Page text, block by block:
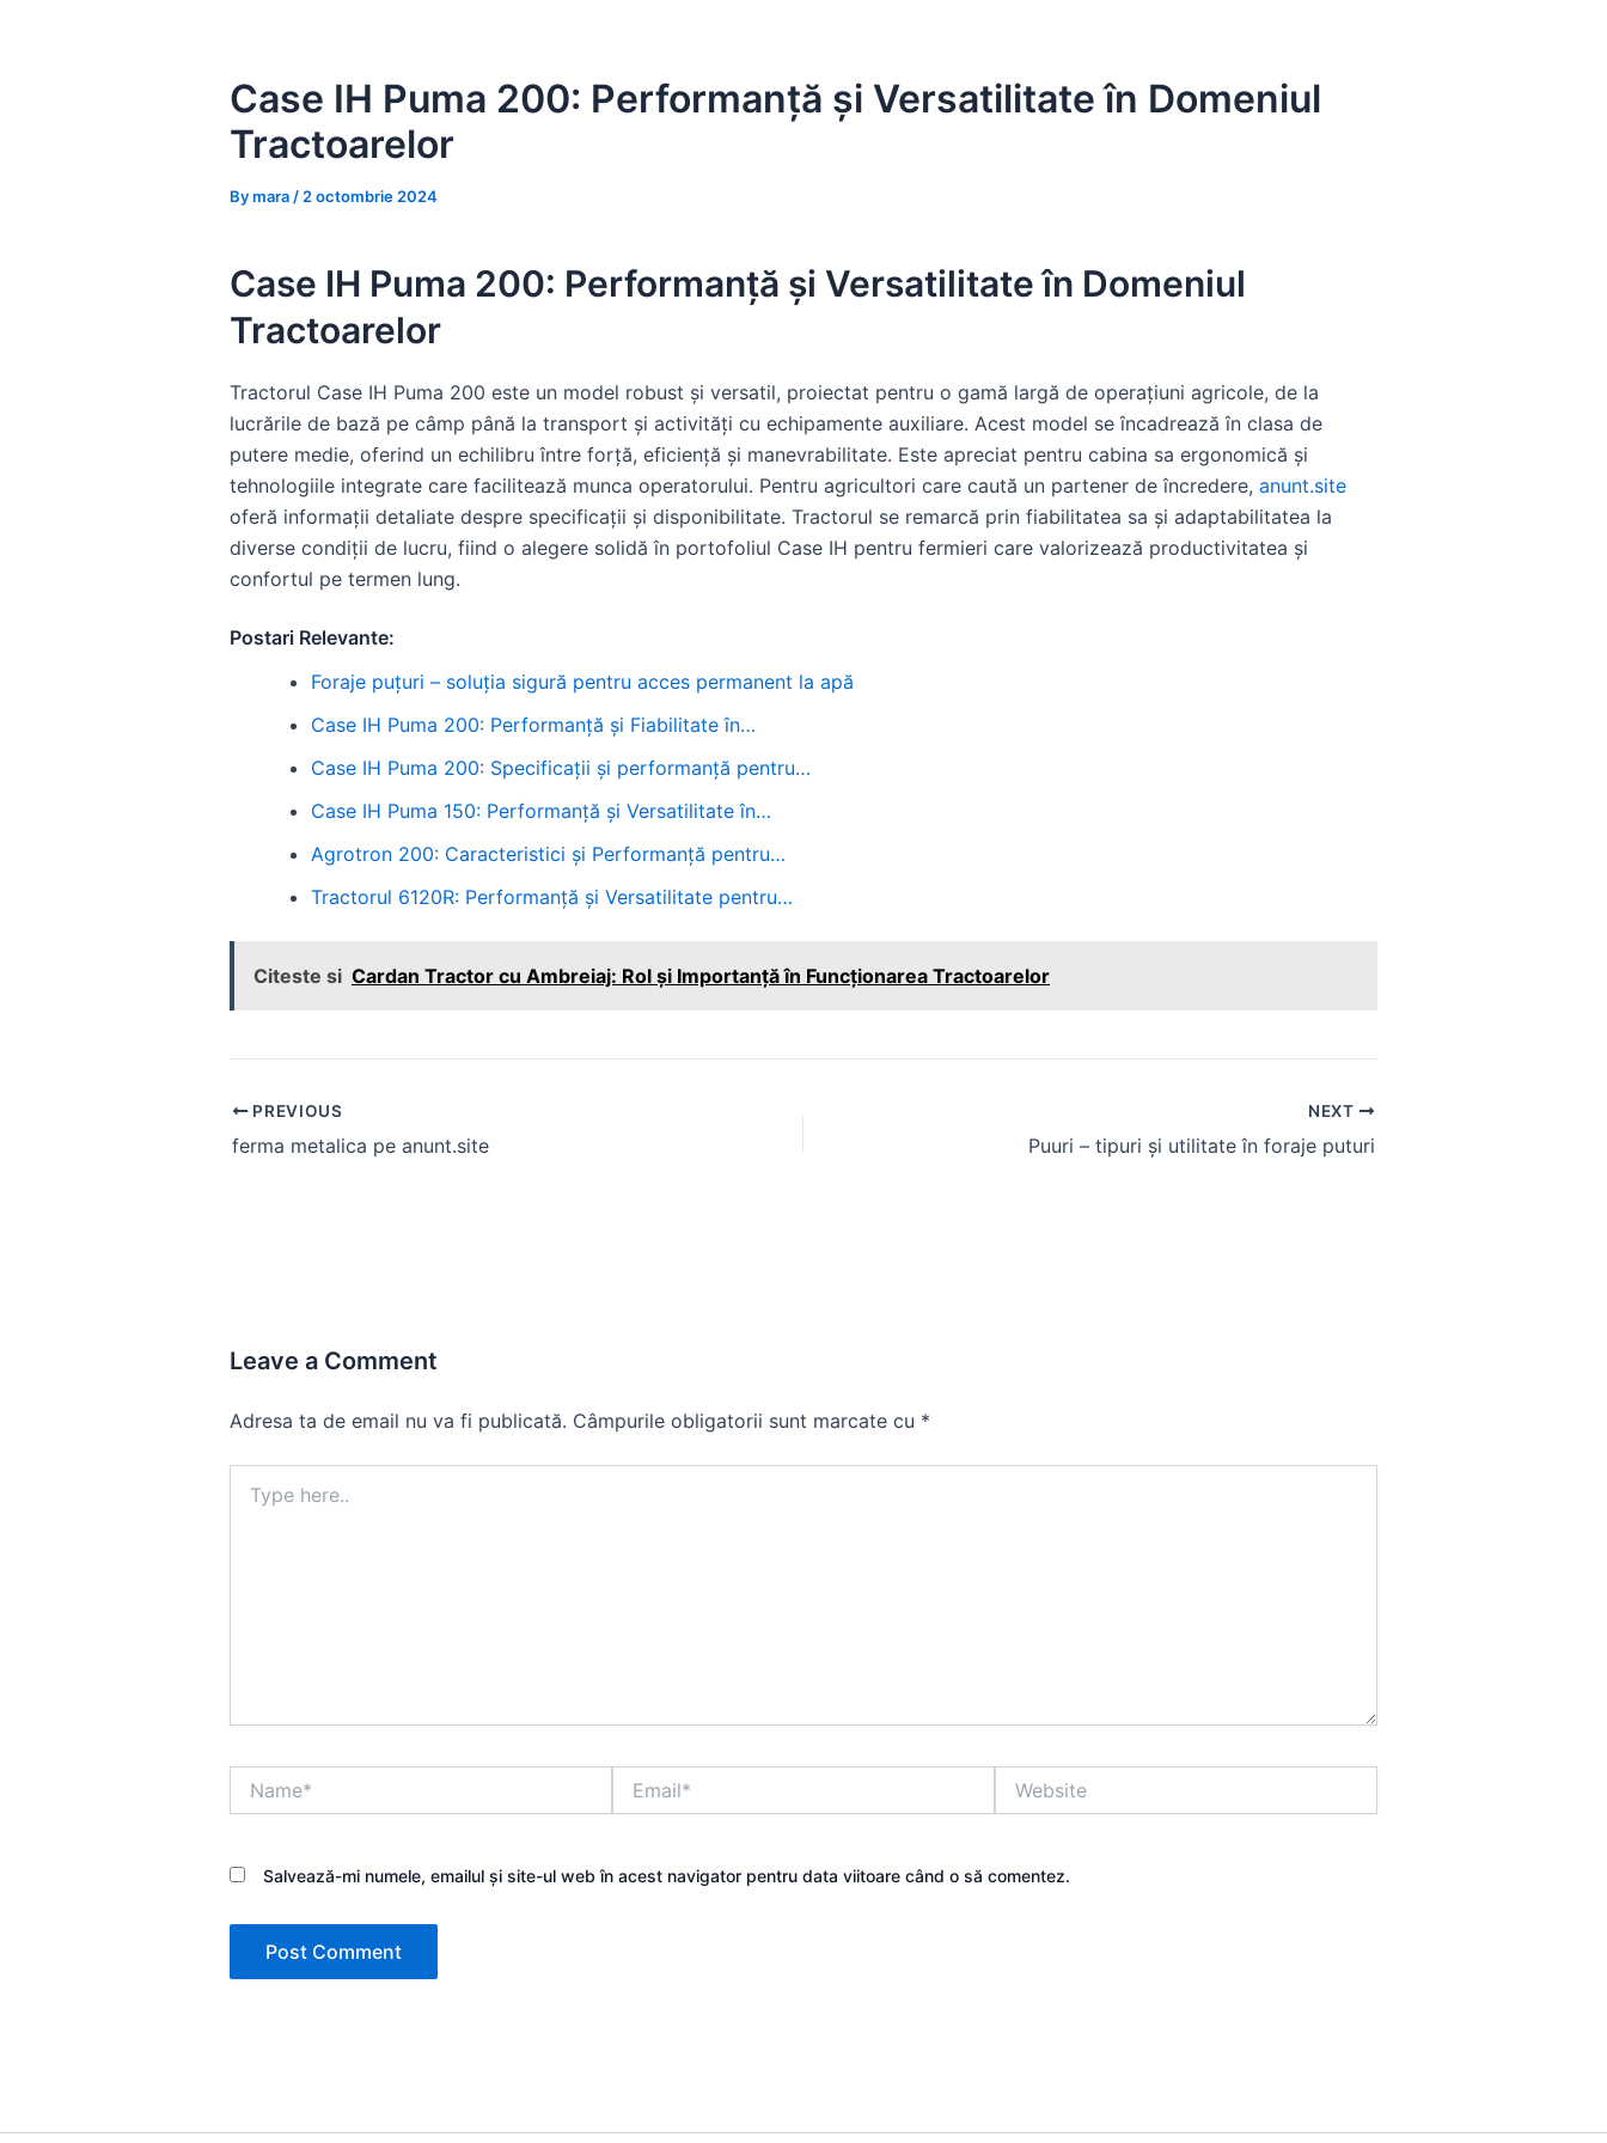
Case IH Puma 200: Performanță și Versatilitate în Domeniul
Tractoarelor
Bymara / 2 octombrie 2024
Case IH Puma 200: Performanță și Versatilitate în Domeniul
Tractoarelor
Tractorul Case IH Puma 200 este un model robust și versatil, proiectat pentru o gamă largă de operațiuni agricole, de la
lucrările de bază pe câmp până la transport și activități cu echipamente auxiliare. Acest model se încadrează în clasa de
putere medie, oferind un echilibru între forță, eficiență și manevrabilitate. Este apreciat pentru cabina sa ergonomică și
tehnologiile integrate care facilitează munca operatorului. Pentru agricultori care caută un partener de încredere, anunt.site
oferă informații detaliate despre specificații și disponibilitate. Tractorul se remarcă prin fiabilitatea sa și adaptabilitatea la
diverse condiții de lucru, fiind o alegere solidă în portofoliul Case IH pentru fermieri care valorizează productivitatea și
confortul pe termen lung.
Postari Relevante:
Foraje puțuri – soluția sigură pentru acces permanent la apă
Case IH Puma 200: Performanță și Fiabilitate în…
Case IH Puma 200: Specificații și performanță pentru…
Case IH Puma 150: Performanță și Versatilitate în…
Agrotron 200: Caracteristici și Performanță pentru…
Tractorul 6120R: Performanță și Versatilitate pentru…
Citeste si Cardan Tractor cu Ambreiaj: Rol și Importanță în Funcționarea Tractoarelor
Post
navigation
PREVIOUS
ferma metalica pe anunt.site
NEXT
Puuri – tipuri și utilitate în foraje puturi
Leave a Comment
Adresa ta de email nu va fi publicată. Câmpurile obligatorii sunt marcate cu *
here..
Salvează-mi numele, emailul și site-ul web în acest navigator pentru data viitoare când o să comentez.